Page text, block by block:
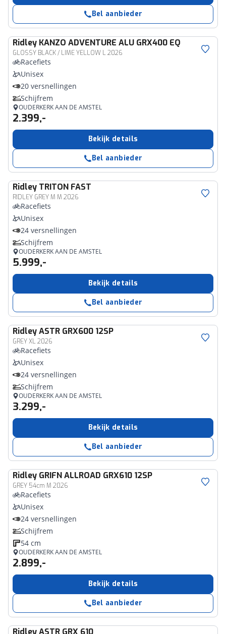
Bel aanbieder
Ridley KANZO ADVENTURE ALU GRX400 EQ
GLOSSY BLACK / LIME YELLOW L 2026
Racefiets
Unisex
20 versnellingen
Schijfrem
OUDERKERK AAN DE AMSTEL
2.399,-
Bekijk details
Bel aanbieder
Ridley TRITON FAST
RIDLEY GREY M M 2026
Racefiets
Unisex
24 versnellingen
Schijfrem
OUDERKERK AAN DE AMSTEL
5.999,-
Bekijk details
Bel aanbieder
RidleyASTR GRX600 12SP
GREY XL 2026
Racefiets
Unisex
24 versnellingen
Schijfrem
OUDERKERK AAN DE AMSTEL
3.299,-
Bekijk details
Bel aanbieder
Ridley GRIFN ALLROAD GRX610 12SP
GREY 54cm M 2026
Racefiets
Unisex
24 versnellingen
Schijfrem
54 cm
OUDERKERK AAN DE AMSTEL
2.899,-
Bekijk details
Bel aanbieder
RidleyASTR GRX 610